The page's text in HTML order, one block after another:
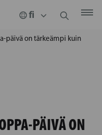
päivä on tärkeämpi kuin
PÄIVÄ ON